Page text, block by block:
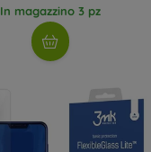
In magazzino 3 pz